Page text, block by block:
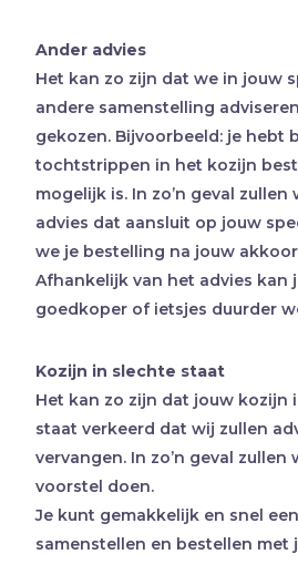
Ander advies
Het kan zo zijn dat we in jouw
andere samenstelling
gekozen. Bijvoorbeeld: je hebt
tochtstrippen in het kozijn
mogelijk is. In zo’n geval
advies dat aansluit op jouw
we je bestelling na jouw
Afhankelijk van het advies kan
goedkoper of ietsjes duurder
Kozijn in slechte staat
Het kan zo zijn dat jouw kozijn
staat verkeerd dat wij zullen
vervangen. In zo’n geval zullen
voorstel doen.
Je kunt gemakkelijk en snel
samenstellen en bestellen met